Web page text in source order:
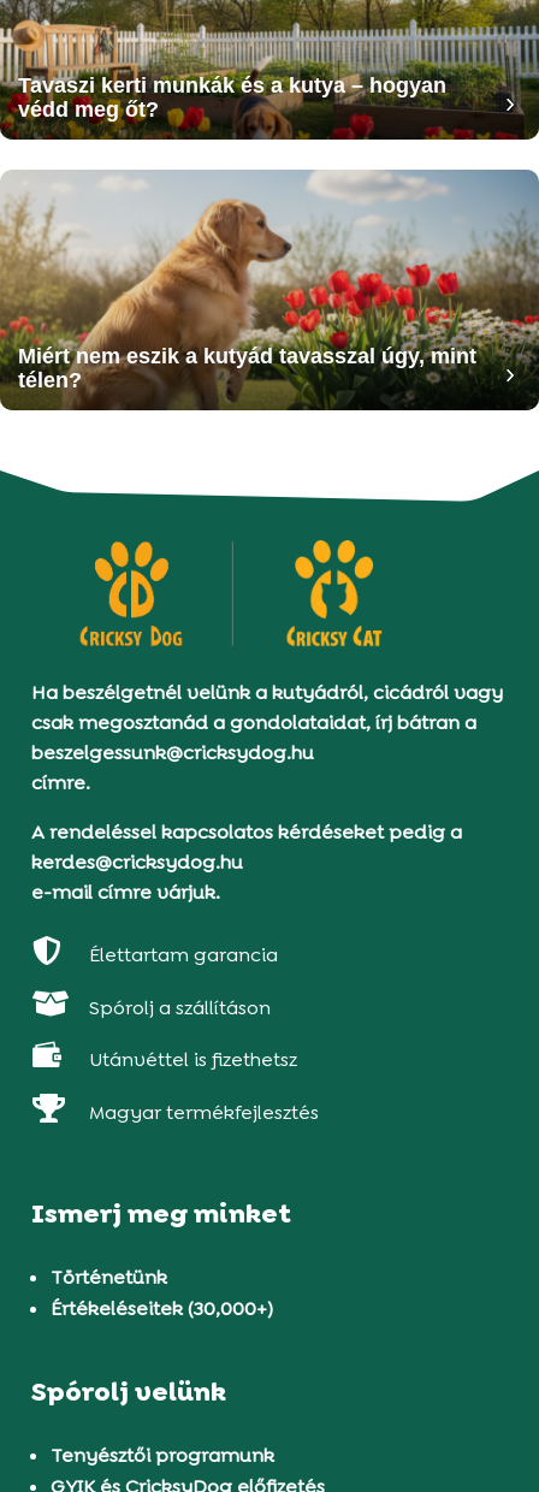
Tavaszi kerti munkák és a kutya – hogyan
védd meg őt?
Miért nem eszik a kutyád tavasszal úgy, mint
télen?
Ha beszélgetnél velünk a kutyádról, cicádról vagy
csak megosztanád a gondolataidat, írj bátran a
beszelgessunk@cricksydog.hu
címre.
A rendeléssel kapcsolatos kérdéseket pedig a
kerdes@cricksydog.hu
e-mail címre várjuk.
 Élettartam garancia
 Spórolj a szállításon
 Utánvéttel is fizethetsz
 Magyar termékfejlesztés
Ismerj meg minket
Történetünk
Értékeléseitek (30,000+)
Spórolj velünk
Tenyésztői programunk
GYIK és CricksyDog előfizetés